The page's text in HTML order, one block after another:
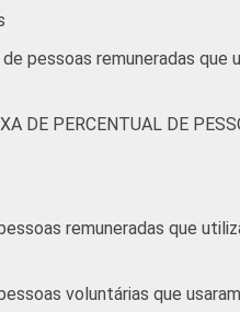
pessoas remuneradas que
DE PERCENTUAL DE
remuneradas que
voluntárias que